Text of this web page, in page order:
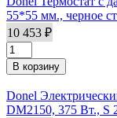
55*55 мм., черное
10 453 ₽
Donel
DM2150, 375 Вт., S